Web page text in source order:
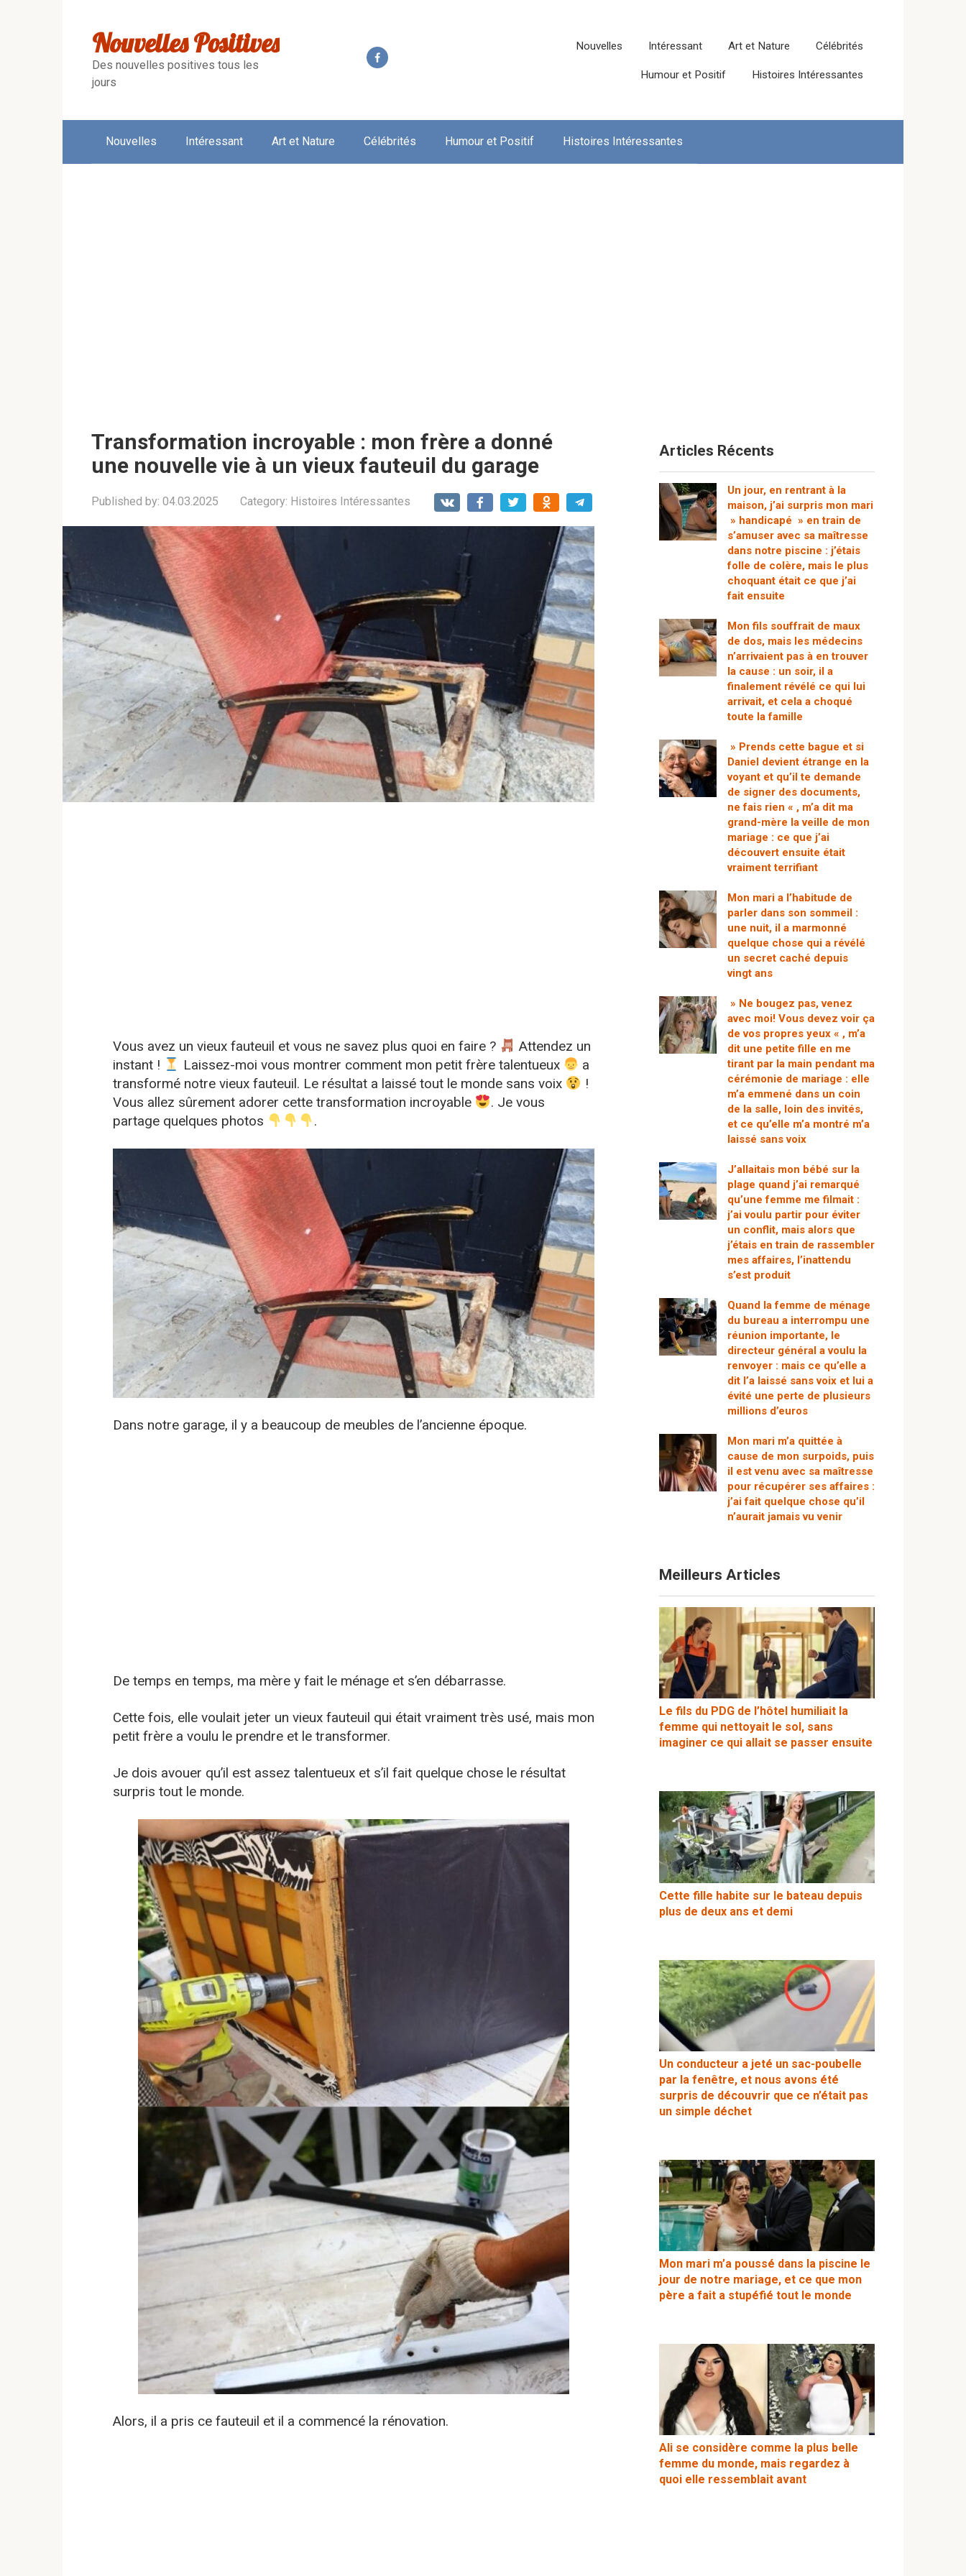
Nouvelles Positives
Des nouvelles positives tous les
jours
Nouvelles Intéressant Art et Nature Célébrités
Humour et Positif Histoires Intéressantes
Nouvelles Intéressant Art et Nature Célébrités Humour et Positif Histoires Intéressantes
Transformation incroyable : mon frère a donné
une nouvelle vie à un vieux fauteuil du garage
Published by: 04.03.2025 Category: Histoires Intéressantes
Vous avez un vieux fauteuil et vous ne savez plus quoi en faire ?
Attendez un
instant !
Laissez-moi vous montrer comment mon petit frère talentueux
a
transformé notre vieux fauteuil. Le résultat a laissé tout le monde sans voix
!
Vous allez sûrement adorer cette transformation incroyable
. Je vous
partage quelques photos
.
Dans notre garage, il y a beaucoup de meubles de l’ancienne époque.
De temps en temps, ma mère y fait le ménage et s’en débarrasse.
Cette fois, elle voulait jeter un vieux fauteuil qui était vraiment très usé, mais mon
petit frère a voulu le prendre et le transformer.
Je dois avouer qu’il est assez talentueux et s’il fait quelque chose le résultat
surpris tout le monde.
Alors, il a pris ce fauteuil et il a commencé la rénovation.
Articles Récents
Un jour, en rentrant à la
maison, j’ai surpris mon mari
» handicapé » en train de
s’amuser avec sa maîtresse
dans notre piscine : j’étais
folle de colère, mais le plus
choquant était ce que j’ai
fait ensuite
Mon fils souffrait de maux
de dos, mais les médecins
n’arrivaient pas à en trouver
la cause : un soir, il a
finalement révélé ce qui lui
arrivait, et cela a choqué
toute la famille
» Prends cette bague et si
Daniel devient étrange en la
voyant et qu’il te demande
de signer des documents,
ne fais rien « , m’a dit ma
grand-mère la veille de mon
mariage : ce que j’ai
découvert ensuite était
vraiment terrifiant
Mon mari a l’habitude de
parler dans son sommeil :
une nuit, il a marmonné
quelque chose qui a révélé
un secret caché depuis
vingt ans
» Ne bougez pas, venez
avec moi! Vous devez voir ça
de vos propres yeux « , m’a
dit une petite fille en me
tirant par la main pendant ma
cérémonie de mariage : elle
m’a emmené dans un coin
de la salle, loin des invités,
et ce qu’elle m’a montré m’a
laissé sans voix
J’allaitais mon bébé sur la
plage quand j’ai remarqué
qu’une femme me filmait :
j’ai voulu partir pour éviter
un conflit, mais alors que
j’étais en train de rassembler
mes affaires, l’inattendu
s’est produit
Quand la femme de ménage
du bureau a interrompu une
réunion importante, le
directeur général a voulu la
renvoyer : mais ce qu’elle a
dit l’a laissé sans voix et lui a
évité une perte de plusieurs
millions d’euros
Mon mari m’a quittée à
cause de mon surpoids, puis
il est venu avec sa maîtresse
pour récupérer ses affaires :
j’ai fait quelque chose qu’il
n’aurait jamais vu venir
Meilleurs Articles
Le fils du PDG de l’hôtel humiliait la
femme qui nettoyait le sol, sans
imaginer ce qui allait se passer ensuite
Cette fille habite sur le bateau depuis
plus de deux ans et demi
Un conducteur a jeté un sac-poubelle
par la fenêtre, et nous avons été
surpris de découvrir que ce n’était pas
un simple déchet
Mon mari m’a poussé dans la piscine le
jour de notre mariage, et ce que mon
père a fait a stupéfié tout le monde
Ali se considère comme la plus belle
femme du monde, mais regardez à
quoi elle ressemblait avant